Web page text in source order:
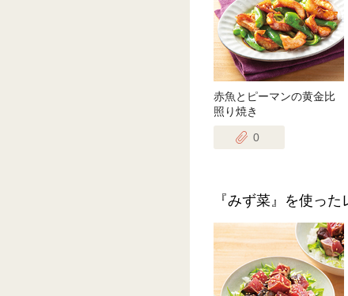
赤魚とピーマンの黄金比
照り焼き
0
『みず菜』を使った